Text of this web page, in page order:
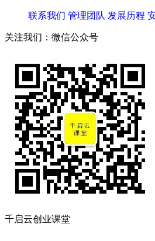
联系我们 管理团队 发展历程
关注我们：微信公众号
千启云创业课堂